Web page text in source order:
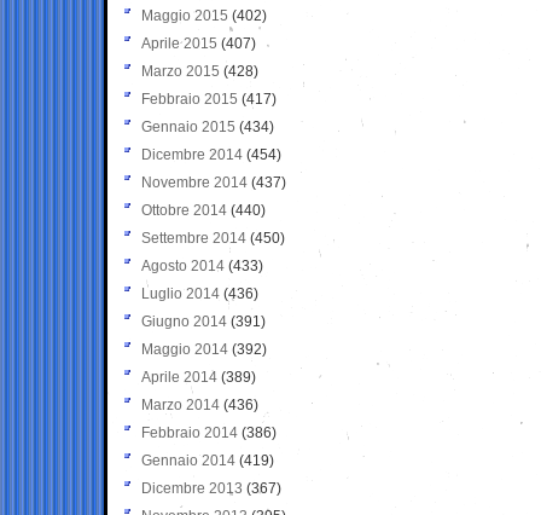
Maggio 2015 (402)
Aprile 2015 (407)
Marzo 2015 (428)
Febbraio 2015 (417)
Gennaio 2015 (434)
Dicembre 2014 (454)
Novembre 2014 (437)
Ottobre 2014 (440)
Settembre 2014 (450)
Agosto 2014 (433)
Luglio 2014 (436)
Giugno 2014 (391)
Maggio 2014 (392)
Aprile 2014 (389)
Marzo 2014 (436)
Febbraio 2014 (386)
Gennaio 2014 (419)
Dicembre 2013 (367)